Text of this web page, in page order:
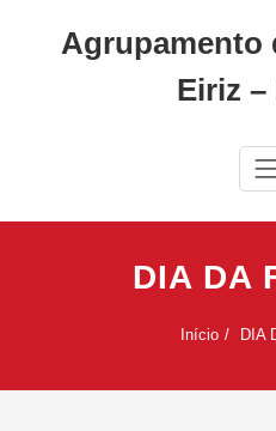
Agrupamento
Eiriz –
DIA DA
Início DIA